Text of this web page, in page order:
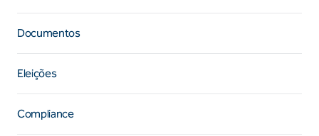
Documentos
Eleições
Compliance